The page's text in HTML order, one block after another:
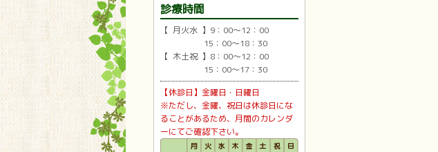
診療時間
【 月火水 】9：00〜12：00
15：00〜18：30
【 木土祝 】8：00〜12：00
15：00〜17：30
【休診日】金曜日・日曜日
※ただし、金曜、祝日は休診日にな
ることがあるため、月間のカレンダ
ーにてご確認下さい。